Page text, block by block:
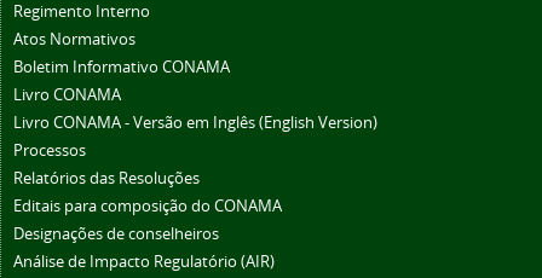
Regimento Interno
Atos Normativos
Boletim Informativo CONAMA
Livro CONAMA
Livro CONAMA - Versão em Inglês (English Version)
Processos
Relatórios das Resoluções
Editais para composição do CONAMA
Designações de conselheiros
Análise de Impacto Regulatório (AIR)